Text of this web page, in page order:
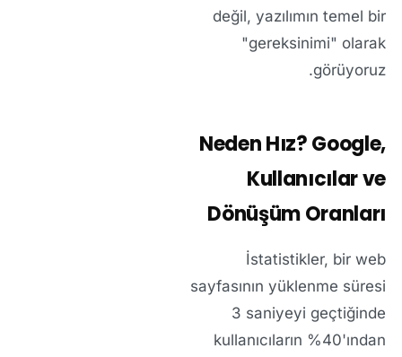
değil, yazılımın temel bir
"gereksinimi" olarak
görüyoruz.
Neden Hız? Google,
Kullanıcılar ve
Dönüşüm Oranları
İstatistikler, bir web
sayfasının yüklenme süresi
3 saniyeyi geçtiğinde
kullanıcıların %40'ından